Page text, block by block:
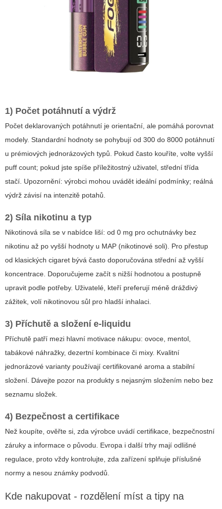
1) Počet potáhnutí a výdrž
Počet deklarovaných potáhnutí je orientační, ale pomáhá porovnat
modely. Standardní hodnoty se pohybují od 300 do 8000 potáhnutí
u prémiových jednorázových typů. Pokud často kouříte, volte vyšší
puff count; pokud jste spíše příležitostný uživatel, střední třída
stačí. Upozornění: výrobci mohou uvádět ideální podmínky; reálná
výdrž závisí na intenzitě potahů.
2) Síla nikotinu a typ
Nikotinová síla se v nabídce liší: od 0 mg pro ochutnávky bez
nikotinu až po vyšší hodnoty u MAP (nikotinové soli). Pro přestup
od klasických cigaret bývá často doporučována střední až vyšší
koncentrace. Doporučujeme začít s nižší hodnotou a postupně
upravit podle potřeby. Uživatelé, kteří preferují méně dráždivý
zážitek, volí nikotinovou sůl pro hladší inhalaci.
3) Příchutě a složení e-liquidu
Příchutě patří mezi hlavní motivace nákupu: ovoce, mentol,
tabákové náhražky, dezertní kombinace či mixy. Kvalitní
jednorázové varianty používají certifikované aroma a stabilní
složení. Dávejte pozor na produkty s nejasným složením nebo bez
seznamu složek.
4) Bezpečnost a certifikace
Než koupíte, ověřte si, zda výrobce uvádí certifikace, bezpečnostní
záruky a informace o původu. Evropa i další trhy mají odlišné
regulace, proto vždy kontrolujte, zda zařízení splňuje příslušné
normy a nesou známky podvodů.
Kde nakupovat - rozdělení míst a tipy na